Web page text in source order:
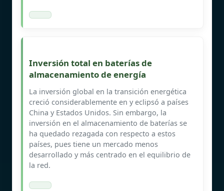
Inversión total en baterías de
almacenamiento de energía
La inversión global en la transición energética
creció considerablemente en y eclipsó a países
China y Estados Unidos. Sin embargo, la
inversión en el almacenamiento de baterías se
ha quedado rezagada con respecto a estos
países, pues tiene un mercado menos
desarrollado y más centrado en el equilibrio de
la red.